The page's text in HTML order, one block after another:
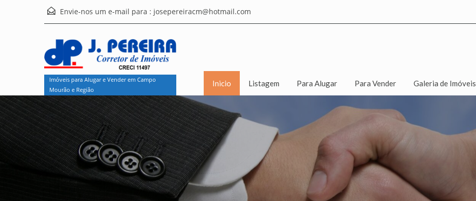
Envie-nos um e-mail para : josepereiracm@hotmail.com
Imóveis para Alugar e Vender em Campo
Mourão e Região
Inicio Listagem Para Alugar Para Vender Galeria de Imóveis